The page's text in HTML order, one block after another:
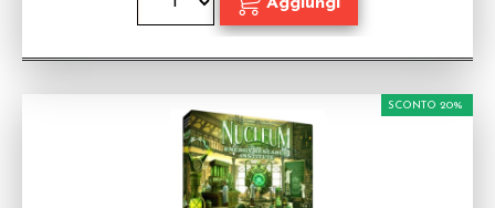
SCONTO 20%